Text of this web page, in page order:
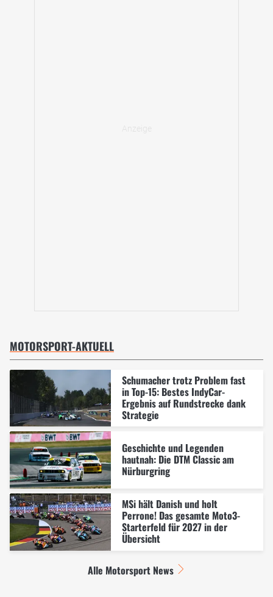
MOTORSPORT-AKTUELL
Schumacher trotz Problem fast
in Top-15: Bestes IndyCar-
Ergebnis auf Rundstrecke dank
Strategie
Geschichte und Legenden
hautnah: Die DTM Classic am
Nürburgring
MSi hält Danish und holt
Perrone! Das gesamte Moto3-
Starterfeld für 2027 in der
Übersicht
Alle Motorsport News